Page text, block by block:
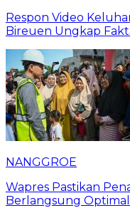
Respon Video
Bireuen Ungkap
NANGGROE
Wapres Pastikan
Berlangsung Optimal